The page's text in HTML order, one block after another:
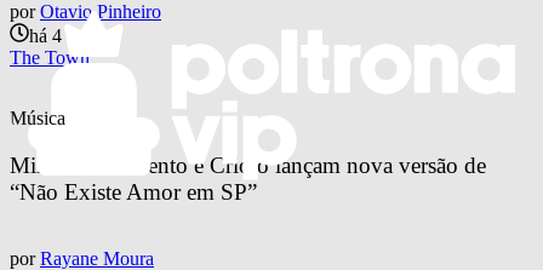
por Otavio Pinheiro
há 4 anos
The Town
Música
Milton Nascimento e Criolo lançam nova versão de
“Não Existe Amor em SP”
por Rayane Moura